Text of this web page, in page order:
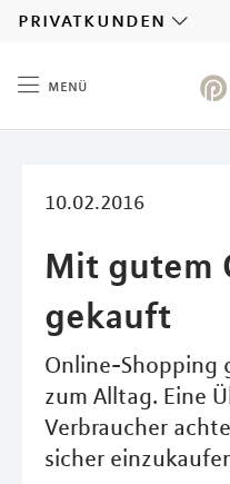
privatkunden
menü
10.02.2016
Mit gutem
gekauft
Online-Shopping
zum Alltag. Eine
Verbraucher
sicher